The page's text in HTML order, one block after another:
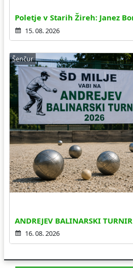
Poletje v Starih Žireh: Janez
15. 08. 2026
Šenčur
ANDREJEV BALINARSKI
16. 08. 2026